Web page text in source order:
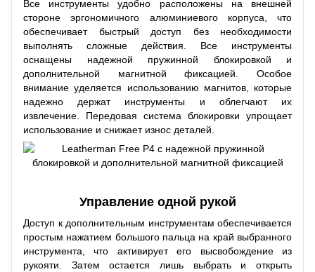
Все инструменты удобно расположены на внешней
стороне эргономичного алюминиевого корпуса, что
обеспечивает быстрый доступ без необходимости
выполнять сложные действия. Все инструменты
оснащены надежной пружинной блокировкой и
дополнительной магнитной фиксацией. Особое
внимание уделяется использованию магнитов, которые
надежно держат инструменты и облегчают их
извлечение. Передовая система блокировки упрощает
использование и снижает износ деталей.
Управление одной рукой
Доступ к дополнительным инструментам обеспечивается
простым нажатием большого пальца на край выбранного
инструмента, что активирует его высвобождение из
рукояти. Затем остается лишь выбрать и открыть